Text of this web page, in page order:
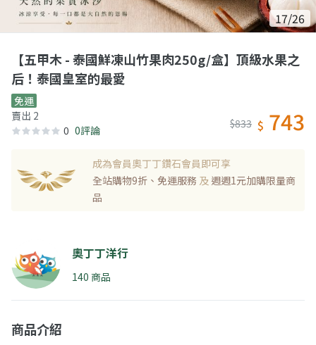
17/26
【五甲木 - 泰國鮮凍山竹果肉250g/盒】頂級水果之
后！泰國皇室的最愛
免運
賣出 2
0 0評論
$833 $ 743
成為會員奧丁丁鑽石會員即可享
全站購物9折、免運服務 及 週週1元加購限量商
品
奧丁丁洋行
140 商品
商品介紹